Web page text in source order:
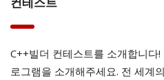
컨테스트
C++빌더 컨테스트를 소개합니다
로그램을 소개해주세요. 전 세계